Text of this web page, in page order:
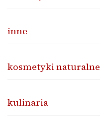
inne
kosmetyki naturalne
kulinaria